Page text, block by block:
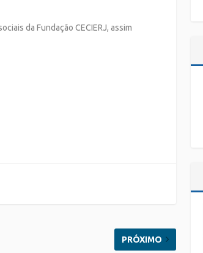
da Fundação CECIERJ, assim
PRÓXIMO